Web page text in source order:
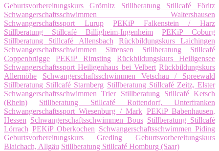
Geburtsvorbereitungskurs Grömitz
Stillberatung Stillcafé Föritz
Schwangerschaftsschwimmen Waltershausen
Schwangerschaftssport Lurup
PEKiP Falkenstein / Harz
Stillberatung Stillcafé Billigheim-Ingenheim
PEKiP Coburg
Stillberatung Stillcafé Allensbach
Rückbildungskurs Laichingen
Schwangerschaftsschwimmen Sittensen
Stillberatung Stillcafé
Coppenbrügge
PEKiP Rimsting
Rückbildungskurs Heiligensee
Schwangerschaftssport Heiligenhaus bei Velbert Rückbildungskurs
Allermöhe
Schwangerschaftsschwimmen Vetschau / Spreewald
Stillberatung Stillcafé Starnberg Stillberatung Stillcafé Zeitz, Elster
Schwangerschaftsschwimmen Trier
Stillberatung Stillcafé Ketsch
(Rhein)
Stillberatung Stillcafé Rottendorf, Unterfranken
Schwangerschaftssport Wiesenburg / Mark PEKiP Babenhausen,
Hessen Schwangerschaftsschwimmen Bous Stillberatung Stillcafé
Lörrach PEKiP Oberkochen Schwangerschaftsschwimmen Piding
Geburtsvorbereitungskurs Greding
Geburtsvorbereitungskurs
Blaichach, Allgäu Stillberatung Stillcafé Homburg (Saar)